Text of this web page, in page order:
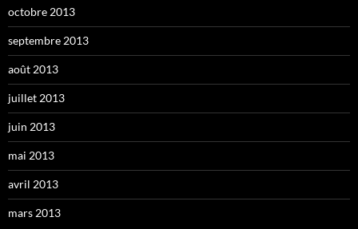
octobre 2013
septembre 2013
août 2013
juillet 2013
juin 2013
mai 2013
avril 2013
mars 2013